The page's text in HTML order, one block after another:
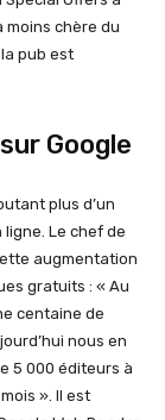
moins chère du
pub est
Google
plus d’un
Le chef de
augmentation
gratuits : « Au
centaine de
nous en
5 000 éditeurs à
». Il est